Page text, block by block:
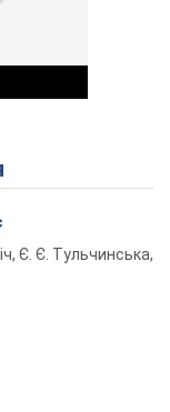
Є. Є. Тульчинська,